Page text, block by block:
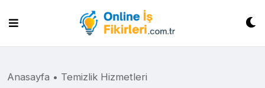
content
Anasayfa • Temizlik Hizmetleri